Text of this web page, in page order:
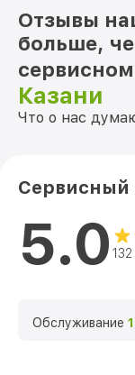
Отзывы
больше,
Казани
Что о нас
Сервисный
5.0
Обслуживание